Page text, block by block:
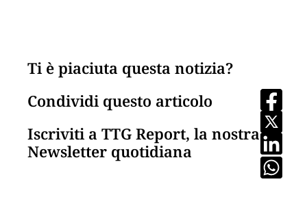
Ti è piaciuta questa notizia?
Condividi questo articolo
Iscriviti a TTG Report, la nostra
Newsletter quotidiana